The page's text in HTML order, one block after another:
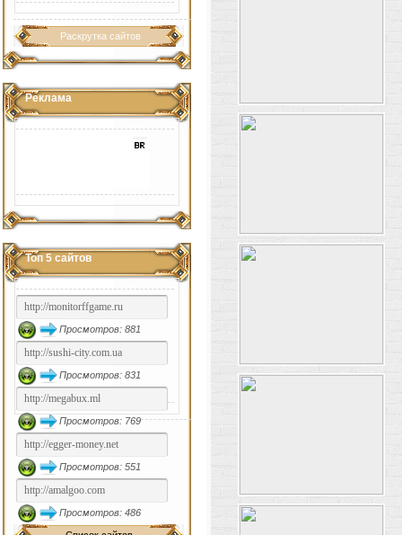
Раскрутка сайтов
Реклама
Топ 5 сайтов
Просмотров: 881
Просмотров: 831
Просмотров: 769
Просмотров: 551
Просмотров: 486